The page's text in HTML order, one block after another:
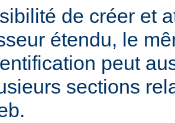
de créer et
étendu, le
peut
sections